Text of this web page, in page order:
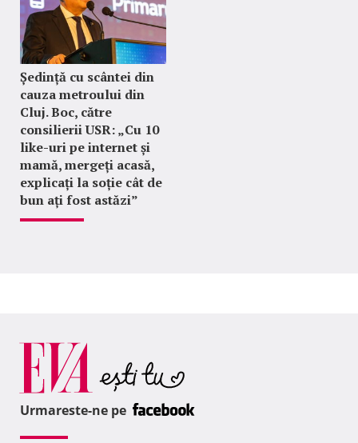
Ședință cu scântei din
cauza metroului din
Cluj. Boc, către
consilierii USR: „Cu 10
like-uri pe internet și
mamă, mergeți acasă,
explicați la soție cât de
bun ați fost astăzi”
Urmareste-ne pe